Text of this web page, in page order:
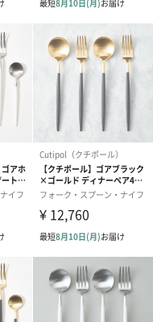
リポップ
コーラ味)
夫婦箸と箸置
（2,420円）
お届け可能日が通常より